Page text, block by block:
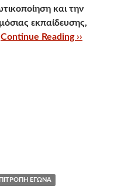
και την
εκπαίδευσης,
Continue Reading ››
ΕΓΏΝΑ